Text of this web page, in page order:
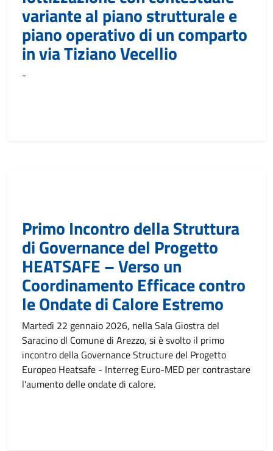
variante al piano strutturale e
piano operativo di un comparto
in via Tiziano Vecellio
-
Primo Incontro della Struttura
di Governance del Progetto
HEATSAFE – Verso un
Coordinamento Efficace contro
le Ondate di Calore Estremo
Martedì 22 gennaio 2026, nella Sala Giostra del
Saracino dl Comune di Arezzo, si è svolto il primo
incontro della Governance Structure del Progetto
Europeo Heatsafe - Interreg Euro-MED per contrastare
l'aumento delle ondate di calore.